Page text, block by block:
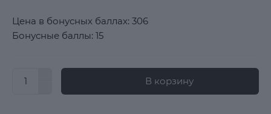
Цена в бонусных баллах: 306
Бонусные баллы: 15
В корзину